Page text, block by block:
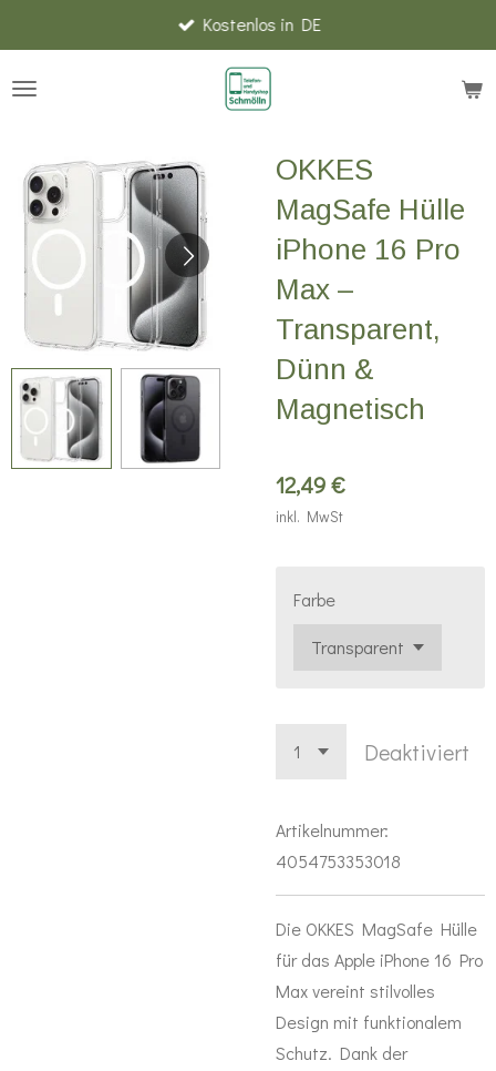
Hauptinhalt
springen
Kostenlos in DE
OKKES
MagSafe Hülle
iPhone 16 Pro
Max –
Transparent,
Dünn &
Magnetisch
12,49 €
inkl. MwSt
Farbe
Deaktiviert
Artikelnummer:
4054753353018
Die OKKES MagSafe Hülle
für das Apple iPhone 16 Pro
Max vereint stilvolles
Design mit funktionalem
Schutz. Dank der